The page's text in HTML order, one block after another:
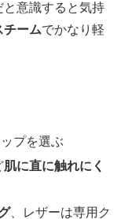
と意識すると気持
チームでかなり軽
プを選ぶ
肌に直に触れにく
、レザーは専用ク